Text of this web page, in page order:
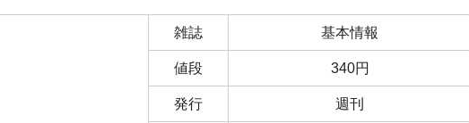
雑誌 基本情報
値段 340円
発行 週刊